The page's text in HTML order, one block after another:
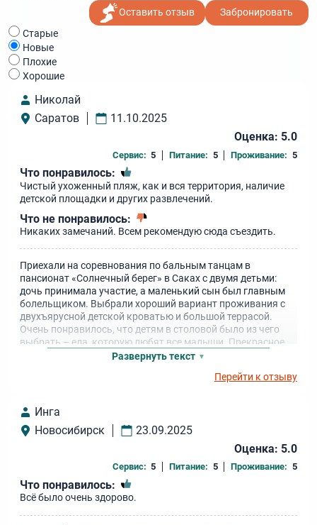
Оставить отзыв
Забронировать
Cтарые
Новые
Плохие
Хорошие
Николай
Саратов
11.10.2025
Оценка: 5.0
Сервис: 5 Питание: 5 Проживание: 5
Что понравилось:
Чистый ухоженный пляж, как и вся территория, наличие
детской площадки и других развлечений.
Что не понравилось:
Никаких замечаний. Всем рекомендую сюда съездить.
Приехали на соревнования по бальным танцам в
пансионат «Солнечный берег» в Саках с двумя детьми:
дочь принимала участие, а маленький сын был главным
болельщиком. Выбрали хороший вариант проживания с
двухъярусной детской кроватью и большой террасой.
Очень понравилось, что детям в столовой было из чего
выбрать – еда, которую любят все малыши. Прекрасное
море, шикарный зал, где проходили соревнования. Мы не
Развернуть текст
Перейти к отзыву
Инга
Новосибирск
23.09.2025
Оценка: 5.0
Сервис: 5 Питание: 5 Проживание: 5
Что понравилось:
Всё было очень здорово.